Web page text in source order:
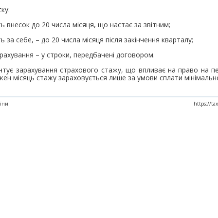
внесок до 20 числа місяця, що настає за звітним;
за себе, – до 20 числа місяця після закінчення кварталу;
– у строки, передбачені договором.
зарахування страхового стажу, що впливає на право на
місяць стажу зараховується лише за умови сплати
https://